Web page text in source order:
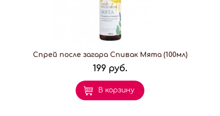
Спрей после загара Спивак Мята (100мл)
199 руб.
В корзину